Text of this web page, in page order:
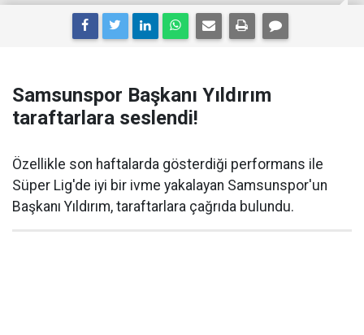
Samsunspor Başkanı Yıldırım
taraftarlara seslendi!
Özellikle son haftalarda gösterdiği performans ile
Süper Lig'de iyi bir ivme yakalayan Samsunspor'un
Başkanı Yıldırım, taraftarlara çağrıda bulundu.